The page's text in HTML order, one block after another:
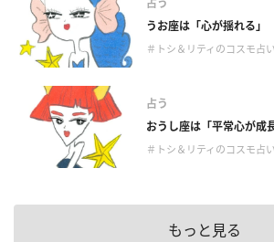
うお座は「心が揺れる」
＃トシ＆リティのコスモ占い
占う
おうし座は「平常心が成
＃トシ＆リティのコスモ占い
もっと見る